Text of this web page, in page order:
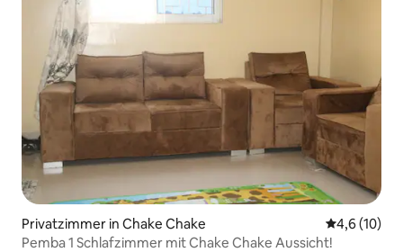
Privatzimmer in Chake Chake
4,6 (10)
Pemba 1 Schlafzimmer mit Chake Chake Aussicht!